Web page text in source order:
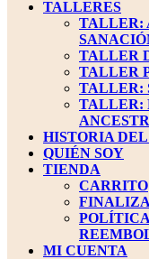
TALLERES
TALLER:
TALLER
TALLER
TALLER:
TALLER:
HISTORIA
QUIÉN SOY
TIENDA
CARRITO
MI CUENTA